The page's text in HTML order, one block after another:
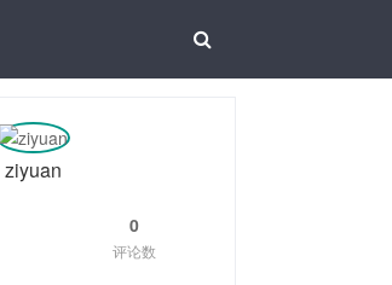
ziyuan
0
评论数